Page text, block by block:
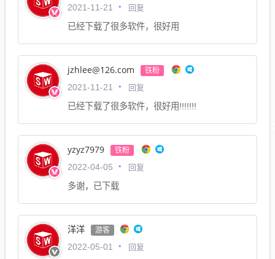
2021-11-21 回复
已经下载了很多软件，很好用
jzhlee@126.com 铁粉
2021-11-21 回复
已经下载了很多软件，很好用!!!!!!!
yzyz7979 铁粉
2022-04-05 回复
多谢，已下载
洋洋 游客
2022-05-01 回复